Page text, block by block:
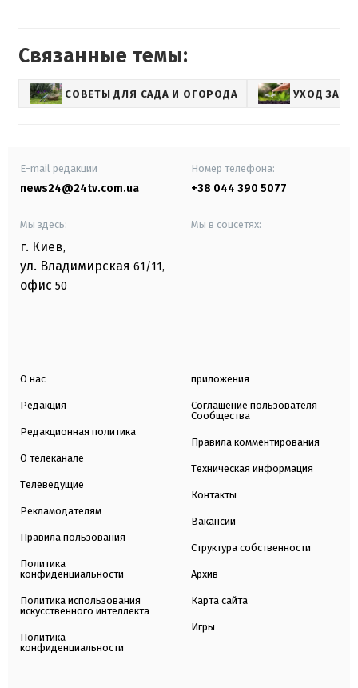
Связанные темы:
СОВЕТЫ ДЛЯ САДА И ОГОРОДА УХОД ЗА
E-mail редакции
news24@24tv.com.ua
Номер телефона:
+38 044 390 5077
Мы здесь:
г. Киев,
ул. Владимирская 61/11,
офис 50
Мы в соцсетях:
О нас
Редакция
Редакционная политика
О телеканале
Телеведущие
Рекламодателям
Правила пользования
Политика
конфиденциальности
Политика использования
искусственного интеллекта
Политика
конфиденциальности
приложения
Соглашение пользователя
Сообщества
Правила комментирования
Техническая информация
Контакты
Вакансии
Структура собственности
Архив
Карта сайта
Игры